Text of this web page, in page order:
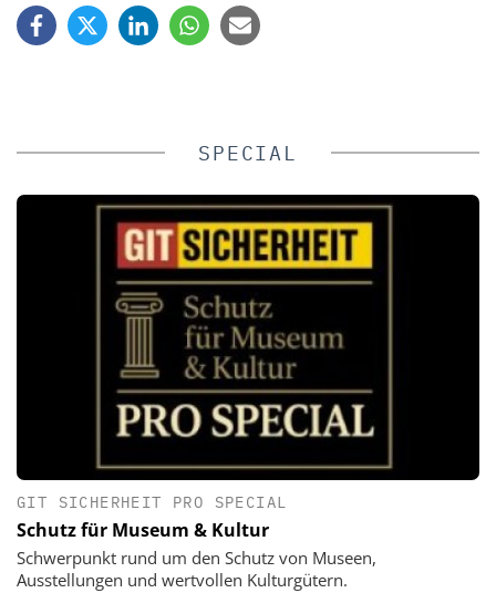
SPECIAL
GIT SICHERHEIT PRO SPECIAL
Schutz für Museum & Kultur
Schwerpunkt rund um den Schutz von Museen,
Ausstellungen und wertvollen Kulturgütern.